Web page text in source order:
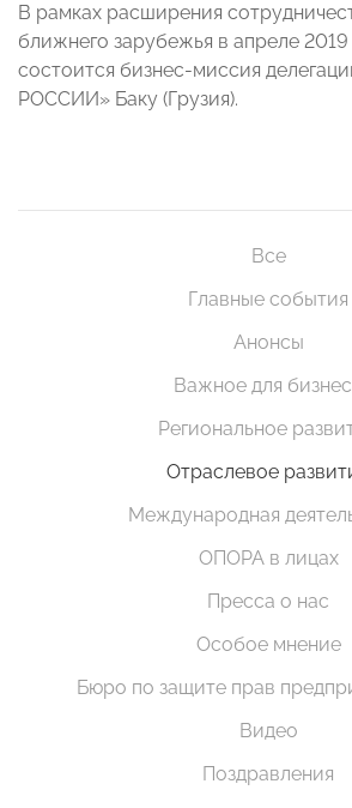
В рамках расширения
ближнего зарубежья в апреле
состоится бизнес-миссия
РОССИИ» Баку (Грузия).
Все
Главные события
Анонсы
Важное для
Региональное
Отраслевое
Международная
ОПОРА в лицах
Пресса о нас
Особое мнение
Бюро по защите прав
Видео
Поздравления